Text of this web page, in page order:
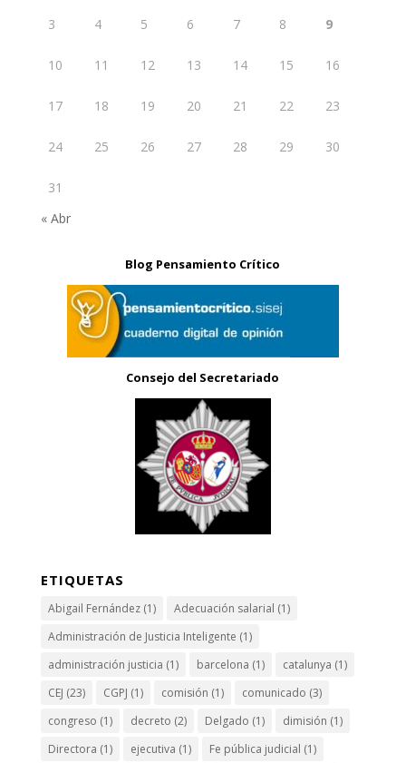
3 4 5 6 7 8 9
10 11 12 13 14 15 16
17 18 19 20 21 22 23
24 25 26 27 28 29 30
31
« Abr
Blog Pensamiento Crítico
Consejo del Secretariado
ETIQUETAS
Abigail Fernández(1) Adecuación salarial (1)
Administración de Justicia Inteligente (1)
administración justicia (1) barcelona (1) catalunya (1)
CEJ (23) CGPJ (1) comisión (1) comunicado (3)
congreso (1) decreto (2) Delgado (1) dimisión (1)
Directora (1) ejecutiva (1) Fe pública judicial (1)